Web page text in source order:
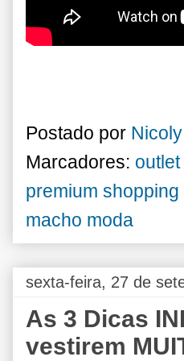
Postado por Nicoly
Marcadores:
premium shopping
macho moda
sexta-feira, 27 de
As 3 Dicas
vestirem